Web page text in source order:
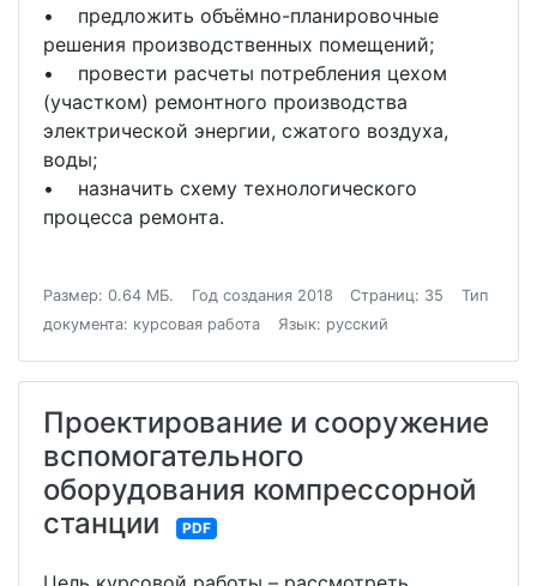
• предложить объёмно-планировочные
решения производственных помещений;
• провести расчеты потребления цехом
(участком) ремонтного производства
электрической энергии, сжатого воздуха,
воды;
• назначить схему технологического
процесса ремонта.
Размер: 0.64 МБ. Год создания 2018 Страниц: 35
Тип
документа: курсовая работа
Язык: русский
Проектирование и сооружение
вспомогательного
оборудования компрессорной
станции
PDF